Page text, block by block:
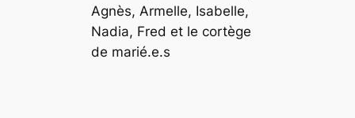
Agnès, Armelle, Isabelle,
Nadia, Fred et le cortège
de marié.e.s